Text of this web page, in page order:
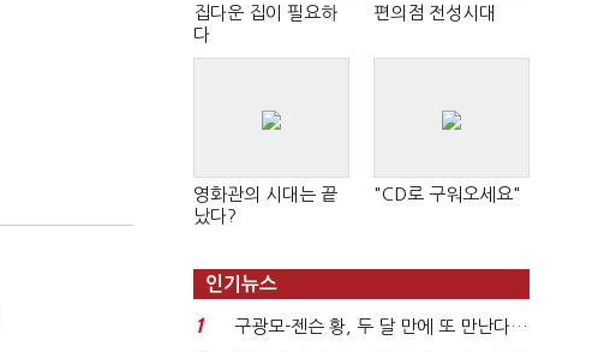
집다운 집이 필요하
다
편의점 전성시대
영화관의 시대는 끝
났다?
"CD로 구워오세요"
인기뉴스
1
구광모-젠슨 황, 두 달 만에 또 만난다…